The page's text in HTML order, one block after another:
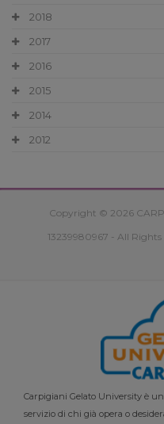
2018
2017
2016
2015
2014
2012
Copyright © 2026
13239980967 - All Rights
Carpigiani Gelato University è
servizio di chi già opera o